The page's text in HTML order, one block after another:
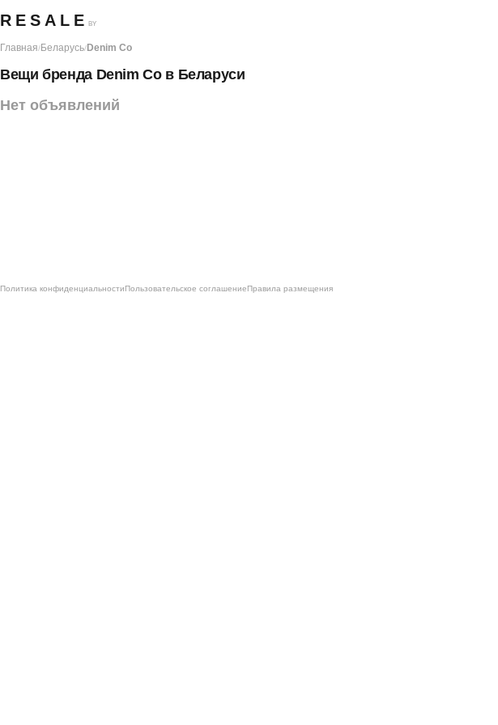
RESALE BY
Главная/Беларусь/Denim Co
Вещи бренда Denim Co в Беларуси
Нет объявлений
Политика конфиденциальностиПользовательское соглашениеПравила размещения